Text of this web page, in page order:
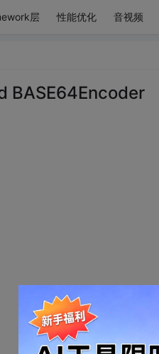
层 性能优化 音视频
BASE64Encoder